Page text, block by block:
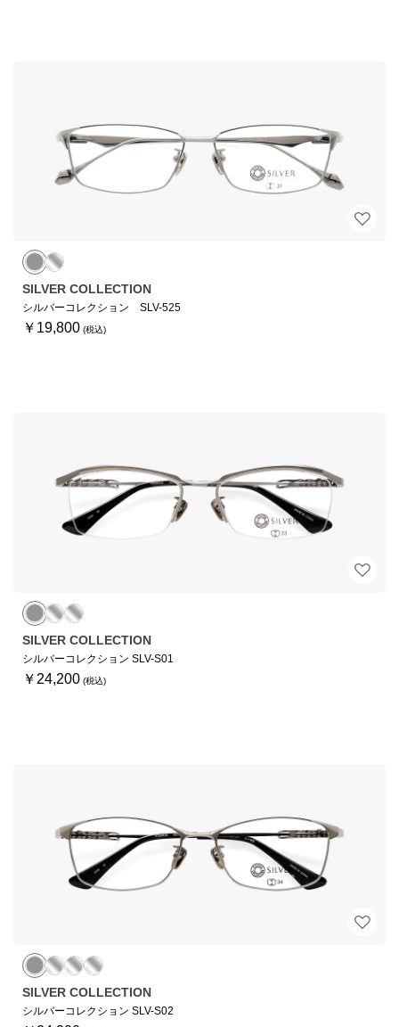
SILVER COLLECTION
シルバーコレクション SLV-525
￥19,800
SILVER COLLECTION
シルバーコレクション SLV-S01
￥24,200
SILVER COLLECTION
シルバーコレクション SLV-S02